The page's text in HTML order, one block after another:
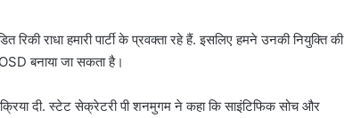
राधा हमारी पार्टी के प्रवक्ता रहे हैं. इसलिए हमने उनकी नियुक्ति की
बनाया जा सकता है।
दी. स्टेट सेक्रेटरी पी शनमुगम ने कहा कि साइंटिफिक सोच और